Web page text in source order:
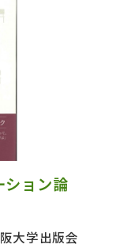
ション論
大学出版会